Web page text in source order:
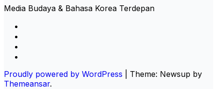
Media Budaya & Bahasa Korea Terdepan
Proudly powered by WordPress
Theme: Newsup by
Themeansar.